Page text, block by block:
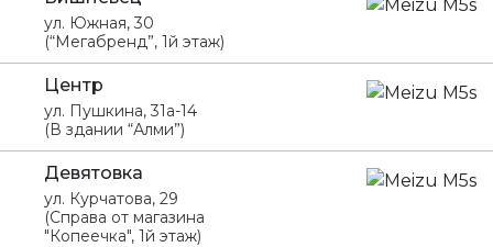
ул. Южная, 30
(“Мегабренд”, 1й этаж)
Центр
ул. Пушкина, 31а-14
(В здании “Алми”)
Девятовка
ул. Курчатова, 29
(Справа от магазина
"Копеечка", 1й этаж)